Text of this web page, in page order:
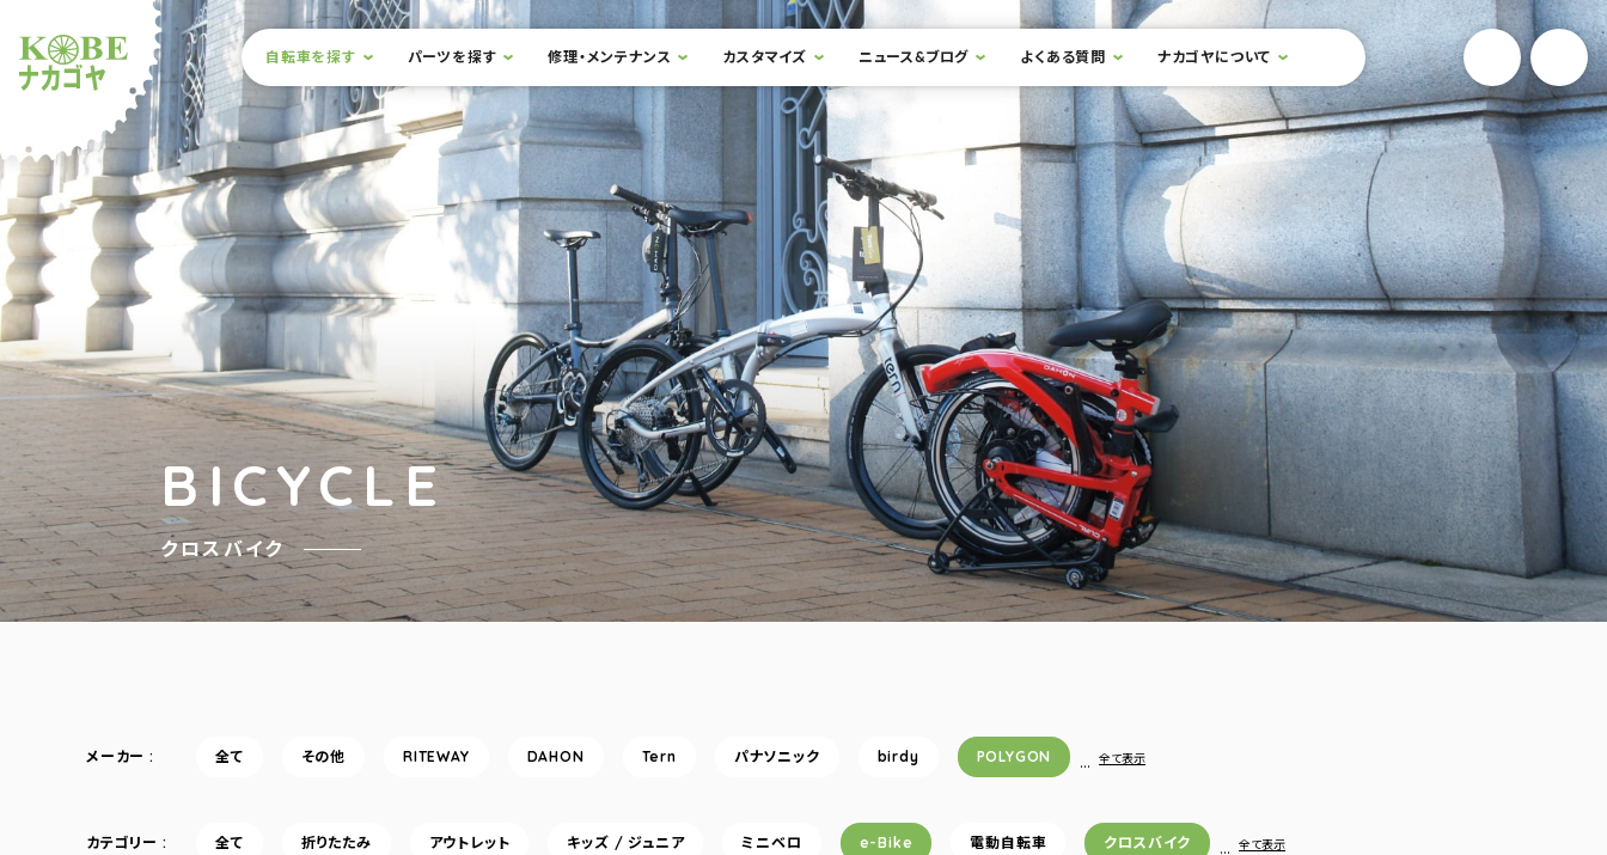
ショップナカゴヤ
サイト内メニュー
本文までスキップ
自転車を探す パーツを探す 修理・メンテナンス カスタマイズ ニュース&ブログ よくある質問 ナカゴヤについて 検索フォームを開閉する YouTube
BICYCLE
クロスバイク
メーカー 全て その他 RITEWAY DAHON Tern パナソニック birdy POLYGON … 全て表示
カテゴリー 全て 折りたたみ アウトレット キッズ / ジュニア ミニベロ e-Bike 電動自転車 クロスバイク … 全て表示